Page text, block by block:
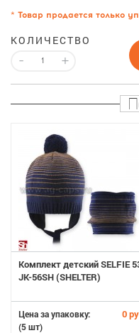
* Товар продается только
КОЛИЧЕСТВО
- +
Комплект детский SELFIE
JK-56SH (SHELTER)
Цена за упаковку: 0
(5 шт)